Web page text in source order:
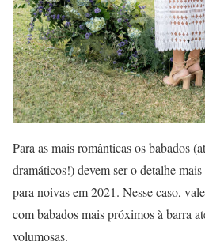
Para as mais românticas os babados
dramáticos!) devem ser o detalhe
para noivas em 2021. Nesse caso,
com babados mais próximos à barra
volumosas.